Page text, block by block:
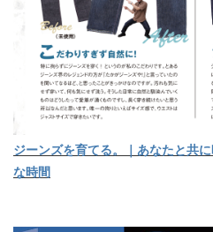
ジーンズを育てる。｜あなたと共
な時間